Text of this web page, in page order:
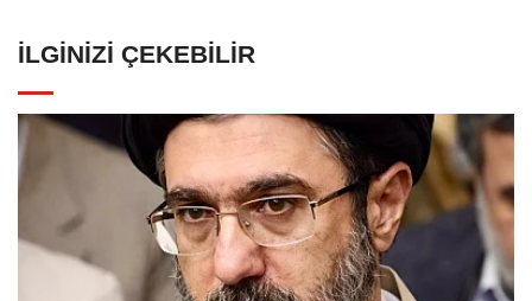
İLGINIZI ÇEKEBILIR